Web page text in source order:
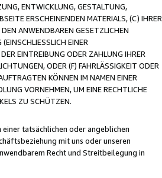
ENTWICKLUNG, GESTALTUNG,
ERSCHEINENDEN MATERIALS, (C) IHRER
ANWENDBAREN GESETZLICHEN
EINER
EINTREIBUNG ODER ZAHLUNG IHRER
ODER (F) FAHRLÄSSIGKEIT ODER
KÖNNEN IM NAMEN EINER
VORNEHMEN, UM EINE RECHTLICHE
ZU SCHÜTZEN.
tatsächlichen oder angeblichen
mit uns oder unseren
Recht und Streitbeilegung in